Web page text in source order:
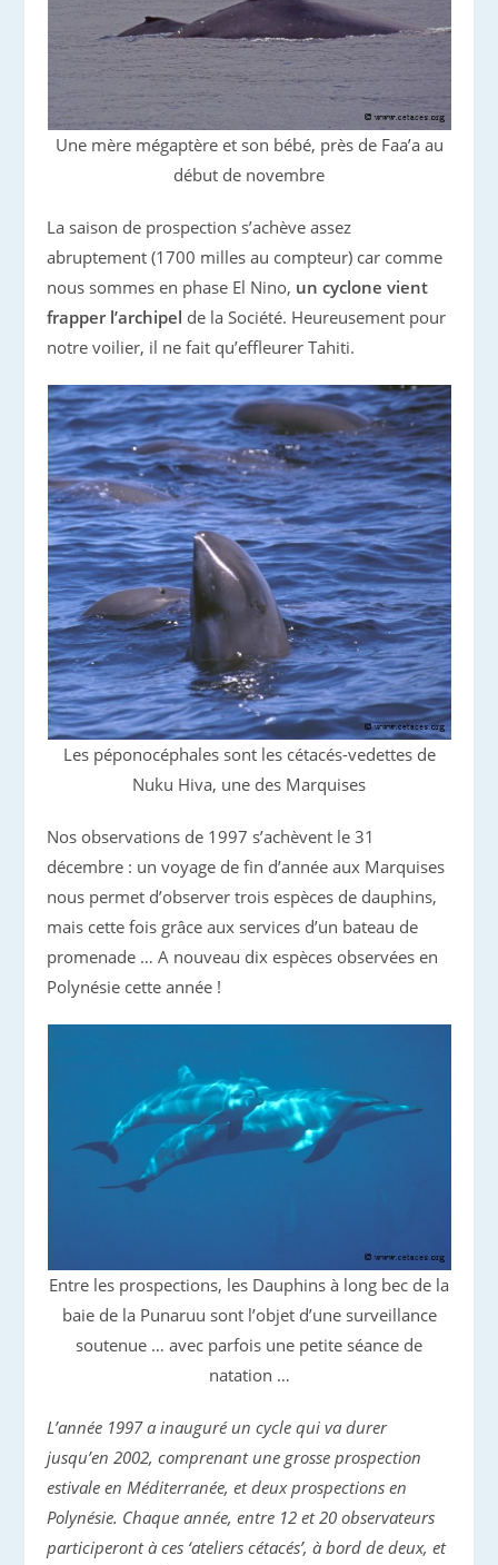
Une mère mégaptère et son bébé, près de Faa’a au
début de novembre
La saison de prospection s’achève assez
abruptement (1700 milles au compteur) car comme
nous sommes en phase El Nino, un cyclone vient
frapper l’archipel de la Société. Heureusement pour
notre voilier, il ne fait qu’effleurer Tahiti.
Les péponocéphales sont les cétacés-vedettes de
Nuku Hiva, une des Marquises
Nos observations de 1997 s’achèvent le 31
décembre : un voyage de fin d’année aux Marquises
nous permet d’observer trois espèces de dauphins,
mais cette fois grâce aux services d’un bateau de
promenade … A nouveau dix espèces observées en
Polynésie cette année !
Entre les prospections, les Dauphins à long bec de la
baie de la Punaruu sont l’objet d’une surveillance
soutenue … avec parfois une petite séance de
natation …
L’année 1997 a inauguré un cycle qui va durer
jusqu’en 2002, comprenant une grosse prospection
estivale en Méditerranée, et deux prospections en
Polynésie. Chaque année, entre 12 et 20 observateurs
participeront à ces ‘ateliers cétacés’, à bord de deux, et